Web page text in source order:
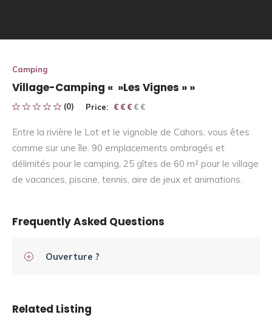
Camping
Village-Camping « »Les Vignes » »
(0) Price: € € € € €
€ € €
Entre la rivière le Lot et le vignoble de Cahors, vous êtes
comme sur une île. 90 emplacements ombragés et
délimités pour le camping, 25 gîtes de 60 m² pour le village
de vacances, piscine, tennis, aire de jeux et animations.
Frequently Asked Questions
Ouverture ?
Related Listing